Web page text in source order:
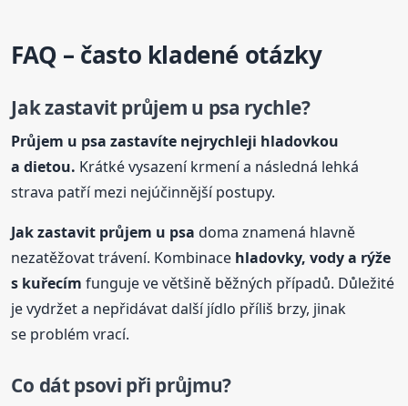
FAQ – často kladené otázky
Jak zastavit průjem u psa rychle?
Průjem u psa zastavíte nejrychleji hladovkou
a dietou. Krátké vysazení krmení a následná lehká
strava patří mezi nejúčinnější postupy.
Jak zastavit průjem u psa doma znamená hlavně
nezatěžovat trávení. Kombinace hladovky, vody a rýže
s kuřecím funguje ve většině běžných případů. Důležité
je vydržet a nepřidávat další jídlo příliš brzy, jinak
se problém vrací.
Co dát psovi při průjmu?